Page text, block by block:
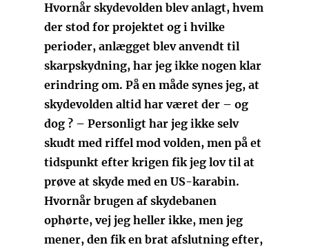
Hvornår skydevolden blev anlagt, hvem
der stod for projektet og i hvilke
perioder, anlægget blev anvendt til
skarpskydning, har jeg ikke nogen klar
erindring om. På en måde synes jeg, at
skydevolden altid har været der – og
dog ? – Personligt har jeg ikke selv
skudt med riffel mod volden, men på et
tidspunkt efter krigen fik jeg lov til at
prøve at skyde med en US-karabin.
Hvornår brugen af skydebanen
ophørte, vej jeg heller ikke, men jeg
mener, den fik en brat afslutning efter,